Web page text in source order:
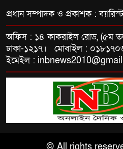
প্রধান সম্পাদক ও প্রকাশক :
অফিস : ১৪ কাকরাইল রোড, (৫ম
ঢাকা-১২১৭। মোবাইল :
ইমেইল :
© All rights